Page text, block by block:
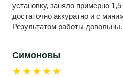
установку, заняло примерно
достаточно аккуратно и с
Результатом работы довольны.
Симоновы
★★★★★